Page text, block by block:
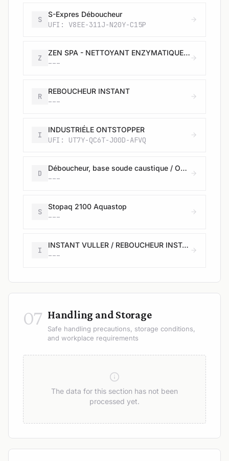
S
S-Expres Déboucheur
UFI: V8EE-311J-N20Y-C15P
Z
ZEN SPA - NETTOYANT ENZYMATIQUE CANALISATION
---
R
REBOUCHEUR INSTANT
---
I
INDUSTRIÉLE ONTSTOPPER
UFI: UT7Y-QC6T-J00D-AFVQ
D
Déboucheur, base soude caustique / Ontstopper, basis bijtende soda
---
S
Stopaq 2100 Aquastop
---
I
INSTANT VULLER / REBOUCHEUR INSTANT
---
07 Handling and Storage
Safe handling precautions, storage conditions,
and workplace requirements
The data for this section has not been
processed yet.